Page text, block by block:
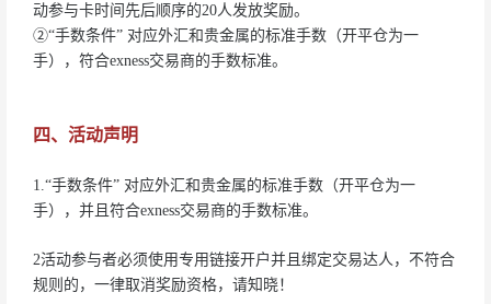
动参与卡时间先后顺序的20人发放奖励。
②“手数条件” 对应外汇和贵金属的标准手数（开平仓为一
手），符合exness交易商的手数标准。
四、活动声明
1.“手数条件” 对应外汇和贵金属的标准手数（开平仓为一
手），并且符合exness交易商的手数标准。
2活动参与者必须使用专用链接开户并且绑定交易达人，不符合
规则的，一律取消奖励资格，请知晓！